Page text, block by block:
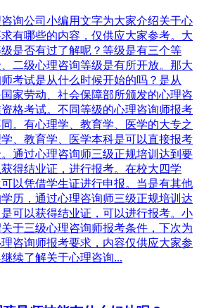
询公司小编用文字为大家介绍关于心
有哪些的内容，仅供应大家参考。大
是否有过了解呢？等级是有三个等
二级心理咨询等级是有所开放。那大
考试是从什么时候开始的吗？是从
家劳动、社会保障部所颁发的心理咨
格考试。不同等级的心理咨询师报考
。有心理学、教育学、医学的大专之
学、教育学、医学本科是可以直接报考
通过心理咨询师三级正规培训达到要
得结业证，进行报考。在校大四学
以凭借学生证进行申报。当是有其他
历，通过心理咨询师三级正规培训达
可以获得结业证，可以进行报考。小
于三级心理咨询师报考条件，下次为
咨询师报考要求，内容仅供应大家参
续了解关于心理咨询...